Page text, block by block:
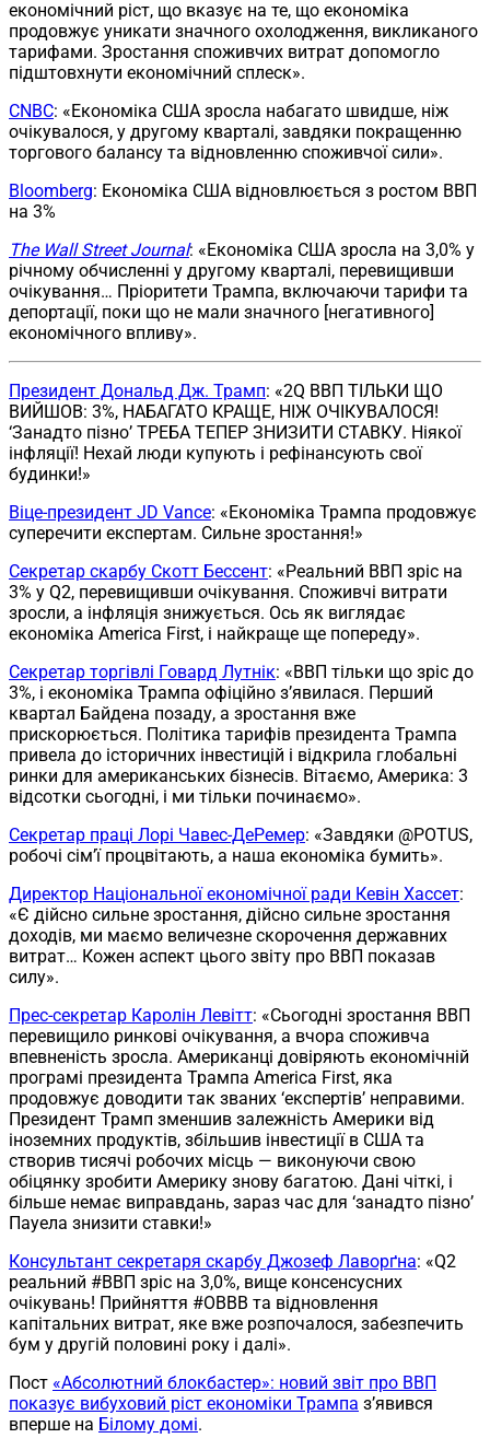
економічний ріст, що вказує на те, що економіка
продовжує уникати значного охолодження, викликаного
тарифами. Зростання споживчих витрат допомогло
підштовхнути економічний сплеск».
CNBC: «Економіка США зросла набагато швидше, ніж
очікувалося, у другому кварталі, завдяки покращенню
торгового балансу та відновленню споживчої сили».
Bloomberg: Економіка США відновлюється з ростом ВВП
на 3%
The Wall Street Journal: «Економіка США зросла на 3,0% у
річному обчисленні у другому кварталі, перевищивши
очікування… Пріоритети Трампа, включаючи тарифи та
депортації, поки що не мали значного [негативного]
економічного впливу».
Президент Дональд Дж. Трамп: «2Q ВВП ТІЛЬКИ ЩО
ВИЙШОВ: 3%, НАБАГАТО КРАЩЕ, НІЖ ОЧІКУВАЛОСЯ!
‘Занадто пізно’ ТРЕБА ТЕПЕР ЗНИЗИТИ СТАВКУ. Ніякої
інфляції! Нехай люди купують і рефінансують свої
будинки!»
Віце-президент JD Vance: «Економіка Трампа продовжує
суперечити експертам. Сильне зростання!»
Секретар скарбу Скотт Бессент: «Реальний ВВП зріс на
3% у Q2, перевищивши очікування. Споживчі витрати
зросли, а інфляція знижується. Ось як виглядає
економіка America First, і найкраще ще попереду».
Секретар торгівлі Говард Лутнік: «ВВП тільки що зріс до
3%, і економіка Трампа офіційно з’явилася. Перший
квартал Байдена позаду, а зростання вже
прискорюється. Політика тарифів президента Трампа
привела до історичних інвестицій і відкрила глобальні
ринки для американських бізнесів. Вітаємо, Америка: 3
відсотки сьогодні, і ми тільки починаємо».
Секретар праці Лорі Чавес-ДеРемер: «Завдяки @POTUS,
робочі сім’ї процвітають, а наша економіка бумить».
Директор Національної економічної ради Кевін Хассет:
«Є дійсно сильне зростання, дійсно сильне зростання
доходів, ми маємо величезне скорочення державних
витрат… Кожен аспект цього звіту про ВВП показав
силу».
Прес-секретар Каролін Левітт: «Сьогодні зростання ВВП
перевищило ринкові очікування, а вчора споживча
впевненість зросла. Американці довіряють економічній
програмі президента Трампа America First, яка
продовжує доводити так званих ‘експертів’ неправими.
Президент Трамп зменшив залежність Америки від
іноземних продуктів, збільшив інвестиції в США та
створив тисячі робочих місць — виконуючи свою
обіцянку зробити Америку знову багатою. Дані чіткі, і
більше немає виправдань, зараз час для ‘занадто пізно’
Пауела знизити ставки!»
Консультант секретаря скарбу Джозеф Лаворґна: «Q2
реальний #ВВП зріс на 3,0%, вище консенсусних
очікувань! Прийняття #OBBB та відновлення
капітальних витрат, яке вже розпочалося, забезпечить
бум у другій половині року і далі».
Пост «Абсолютний блокбастер»: новий звіт про ВВП
показує вибуховий ріст економіки Трампа з’явився
вперше на Білому домі.